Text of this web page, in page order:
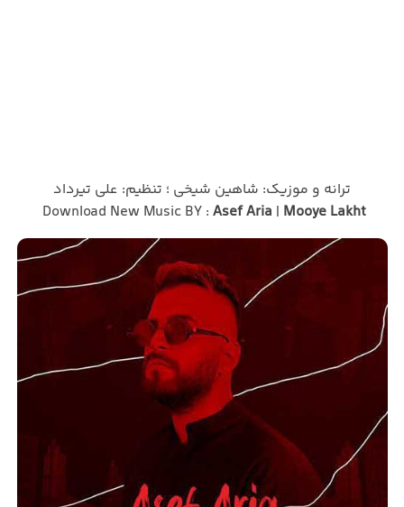
ترانه و موزیک: شاهین شیخی ؛ تنظیم: علی تیرداد
Download New Music BY : Asef Aria | Mooye Lakht